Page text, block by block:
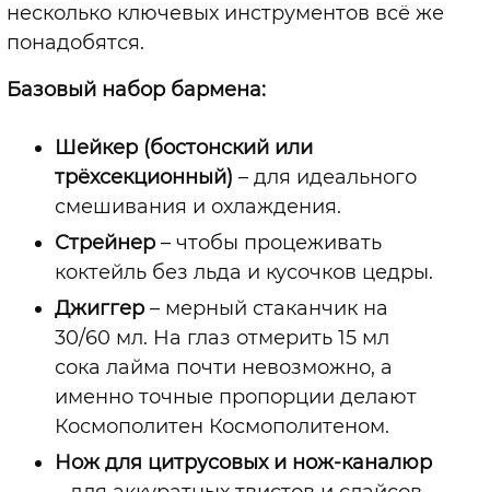
несколько ключевых инструментов всё же
понадобятся.
Базовый набор бармена:
Шейкер (бостонский или
трёхсекционный) –для идеального
смешивания и охлаждения.
Стрейнер –чтобы процеживать
коктейль без льда и кусочков цедры.
Джиггер –мерный стаканчик на
30/60 мл. На глаз отмерить 15 мл
сока лайма почти невозможно, а
именно точные пропорции делают
Космополитен Космополитеном.
Нож для цитрусовых и нож-каналюр